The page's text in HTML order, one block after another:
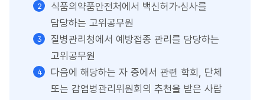
식품의약품안전처에서 백신허가·심사를
담당하는 고위공무원
질병관리청에서 예방접종 관리를 담당하는
고위공무원
다음에 해당하는 자 중에서 관련 학회, 단체
또는 감염병관리위원회의 추천을 받은 사람